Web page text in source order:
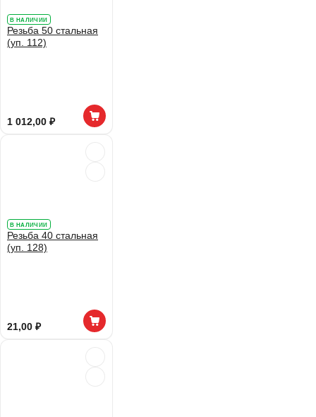
В НАЛИЧИИ
Резьба 50 стальная
(уп. 112)
1 012,00 ₽
В НАЛИЧИИ
Резьба 40 стальная
(уп. 128)
21,00 ₽